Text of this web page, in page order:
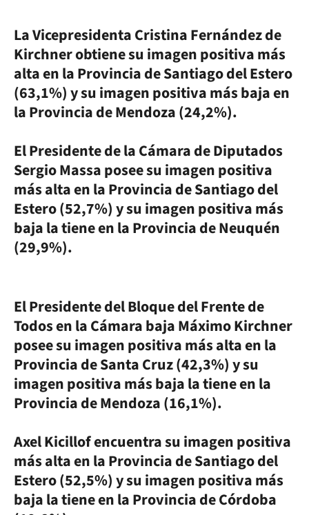
La Vicepresidenta Cristina Fernández de
Kirchner obtiene su imagen positiva más
alta en la Provincia de Santiago del Estero
(63,1%) y su imagen positiva más baja en
la Provincia de Mendoza (24,2%).
El Presidente de la Cámara de Diputados
Sergio Massa posee su imagen positiva
más alta en la Provincia de Santiago del
Estero (52,7%) y su imagen positiva más
baja la tiene en la Provincia de Neuquén
(29,9%).
El Presidente del Bloque del Frente de
Todos en la Cámara baja Máximo Kirchner
posee su imagen positiva más alta en la
Provincia de Santa Cruz (42,3%) y su
imagen positiva más baja la tiene en la
Provincia de Mendoza (16,1%).
Axel Kicillof encuentra su imagen positiva
más alta en la Provincia de Santiago del
Estero (52,5%) y su imagen positiva más
baja la tiene en la Provincia de Córdoba